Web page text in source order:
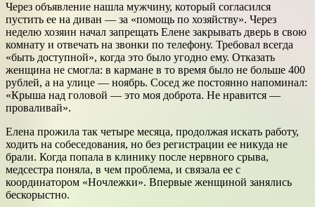
Через объявление нашла мужчину, который согласился
пустить ее на диван — за «помощь по хозяйству». Через
неделю хозяин начал запрещать Елене закрывать дверь в свою
комнату и отвечать на звонки по телефону. Требовал всегда
«быть доступной», когда это было угодно ему. Отказать
женщина не смогла: в кармане в то время было не больше 400
рублей, а на улице — ноябрь. Сосед же постоянно напоминал:
«Крыша над головой — это моя доброта. Не нравится —
проваливай».
Елена прожила так четыре месяца, продолжая искать работу,
ходить на собеседования, но без регистрации ее никуда не
брали. Когда попала в клинику после нервного срыва,
медсестра поняла, в чем проблема, и связала ее с
координатором «Ночлежки». Впервые женщиной занялись
бескорыстно.